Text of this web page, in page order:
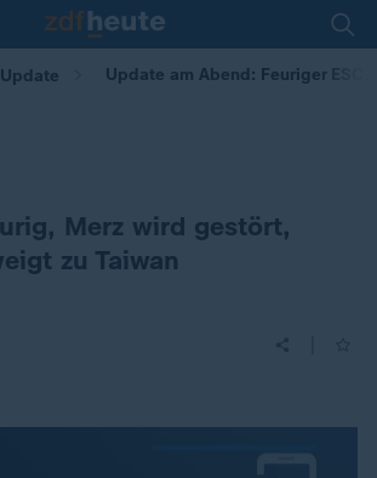
Update am Abend: Feuriger
Merz wird gestört,
zu Taiwan